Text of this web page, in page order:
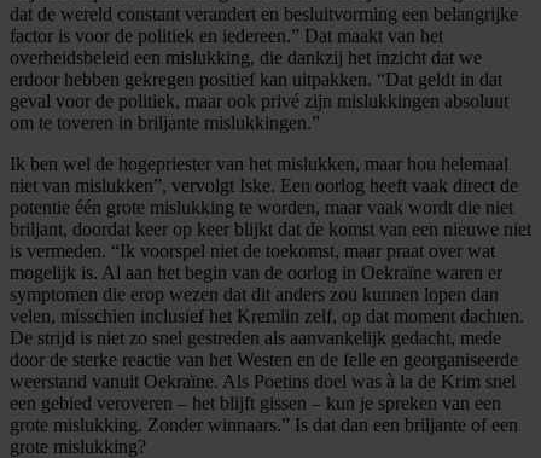
dat de wereld constant verandert en besluitvorming een belangrijke
factor is voor de politiek en iedereen.” Dat maakt van het
overheidsbeleid een mislukking, die dankzij het inzicht dat we
erdoor hebben gekregen positief kan uitpakken. “Dat geldt in dat
geval voor de politiek, maar ook privé zijn mislukkingen absoluut
om te toveren in briljante mislukkingen.”
Ik ben wel de hogepriester van het mislukken, maar hou helemaal
niet van mislukken”, vervolgt Iske. Een oorlog heeft vaak direct de
potentie één grote mislukking te worden, maar vaak wordt die niet
briljant, doordat keer op keer blijkt dat de komst van een nieuwe niet
is vermeden. “Ik voorspel niet de toekomst, maar praat over wat
mogelijk is. Al aan het begin van de oorlog in Oekraïne waren er
symptomen die erop wezen dat dit anders zou kunnen lopen dan
velen, misschien inclusief het Kremlin zelf, op dat moment dachten.
De strijd is niet zo snel gestreden als aanvankelijk gedacht, mede
door de sterke reactie van het Westen en de felle en georganiseerde
weerstand vanuit Oekraïne. Als Poetins doel was à la de Krim snel
een gebied veroveren – het blijft gissen – kun je spreken van een
grote mislukking. Zonder winnaars.” Is dat dan een briljante of een
grote mislukking?